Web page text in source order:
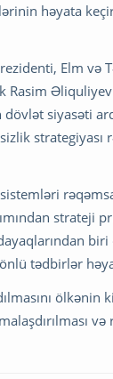
həyata
Elm və
Rasim
siyasəti
strategiyası
strateji
tədbirlər
ölkənin
və